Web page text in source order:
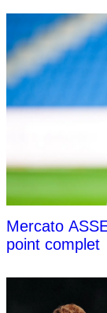
Mercato
point complet